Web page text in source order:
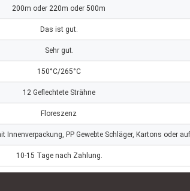
200m oder 220m oder 500m
Das ist gut.
Sehr gut.
150°C/265°C
12 Geflechtete Strähne
Floreszenz
PP Gewebte Schläger, Kartons oder
10-15 Tage nach Zahlung.